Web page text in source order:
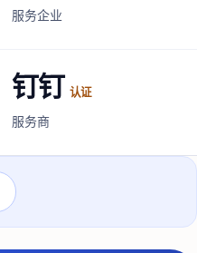
服务企业
钉钉 认证
服务商